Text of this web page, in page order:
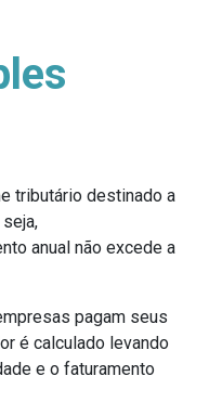
tributário destinado a
anual não excede a
pagam seus
é calculado levando
e o faturamento